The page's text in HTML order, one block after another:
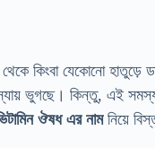
কিংবা যেকোনো হাতুড়ে
ভুগছে। কিন্তু, এই
ঔষধ এর নামনিয়ে